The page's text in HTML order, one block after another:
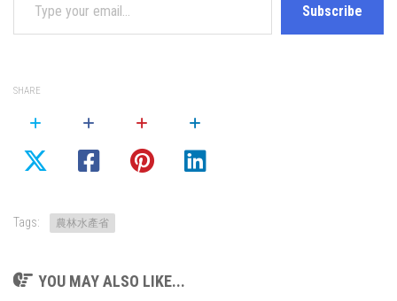
Subscribe
SHARE
Tags: 農林水產省
YOU MAY ALSO LIKE...